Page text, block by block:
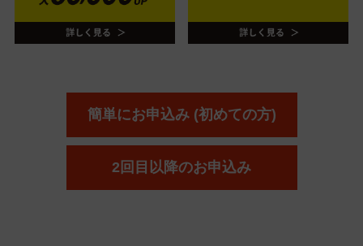
簡単にお申込み (初めての方)
2回目以降のお申込み